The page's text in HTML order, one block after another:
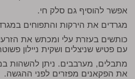
אפשר להוסיף גם סלק חי.
מגרדים את הירקות והתפוחים
כותשים בעזרת עלי ומכתש את
עם פטיש שניצלים ושקית ניילון
מתבלים, מערבבים. ניתן להשהות
את הפקאנים מפזרים לפני ההגשה.